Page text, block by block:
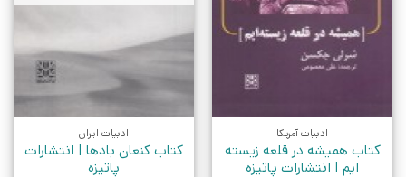
ادبیات آمریکا
کتاب همیشه در قلعه زیسته
ایم | انتشارات پاتیزه
ادبیات ایران
کتاب کنعان بادها | انتشارات
پاتیزه